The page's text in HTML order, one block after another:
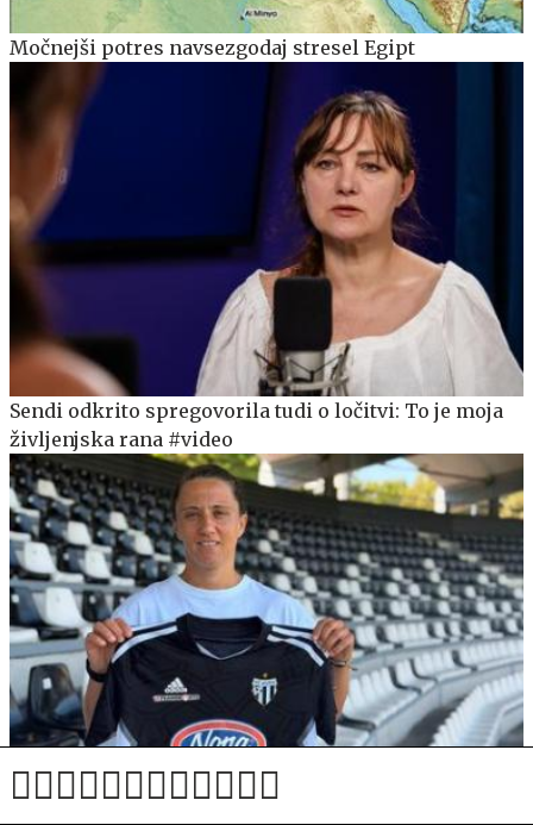
Močnejši potres navsezgodaj stresel Egipt
Sendi odkrito spregovorila tudi o ločitvi: To je moja
življenjska rana #video
Sobočanke po veliki napaki v izdihljajih zapravile